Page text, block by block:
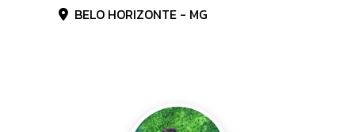
BELO HORIZONTE - MG